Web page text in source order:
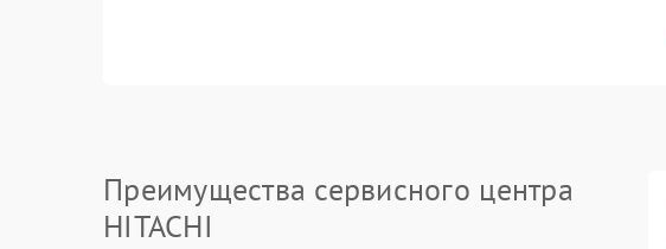
Преимущества сервисного центра
HITACHI